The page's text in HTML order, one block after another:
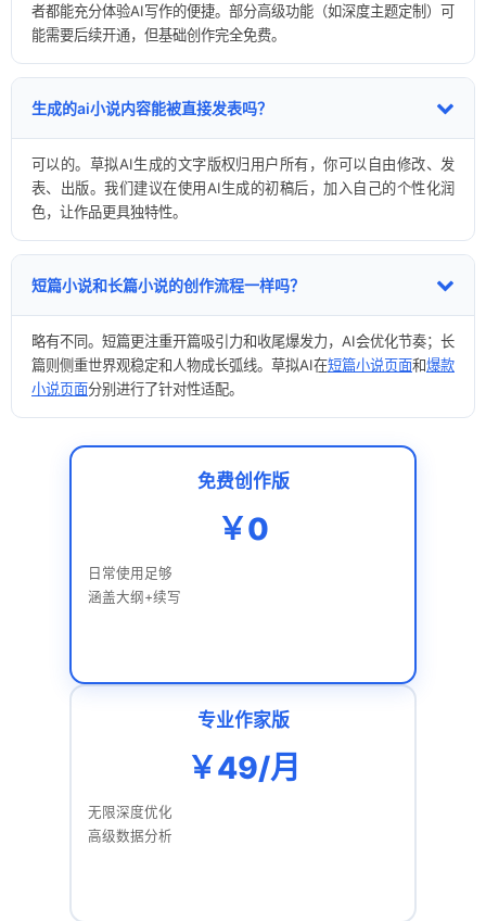
者都能充分体验AI写作的便捷。部分高级功能（如深度主题定制）可
能需要后续开通，但基础创作完全免费。
生成的ai小说内容能被直接发表吗？
可以的。草拟AI生成的文字版权归用户所有，你可以自由修改、发
表、出版。我们建议在使用AI生成的初稿后，加入自己的个性化润
色，让作品更具独特性。
短篇小说和长篇小说的创作流程一样吗？
略有不同。短篇更注重开篇吸引力和收尾爆发力，AI会优化节奏；长
篇则侧重世界观稳定和人物成长弧线。草拟AI在短篇小说页面和爆款
小说页面分别进行了针对性适配。
免费创作版
￥0
日常使用足够
涵盖大纲+续写
专业作家版
￥49/月
无限深度优化
高级数据分析